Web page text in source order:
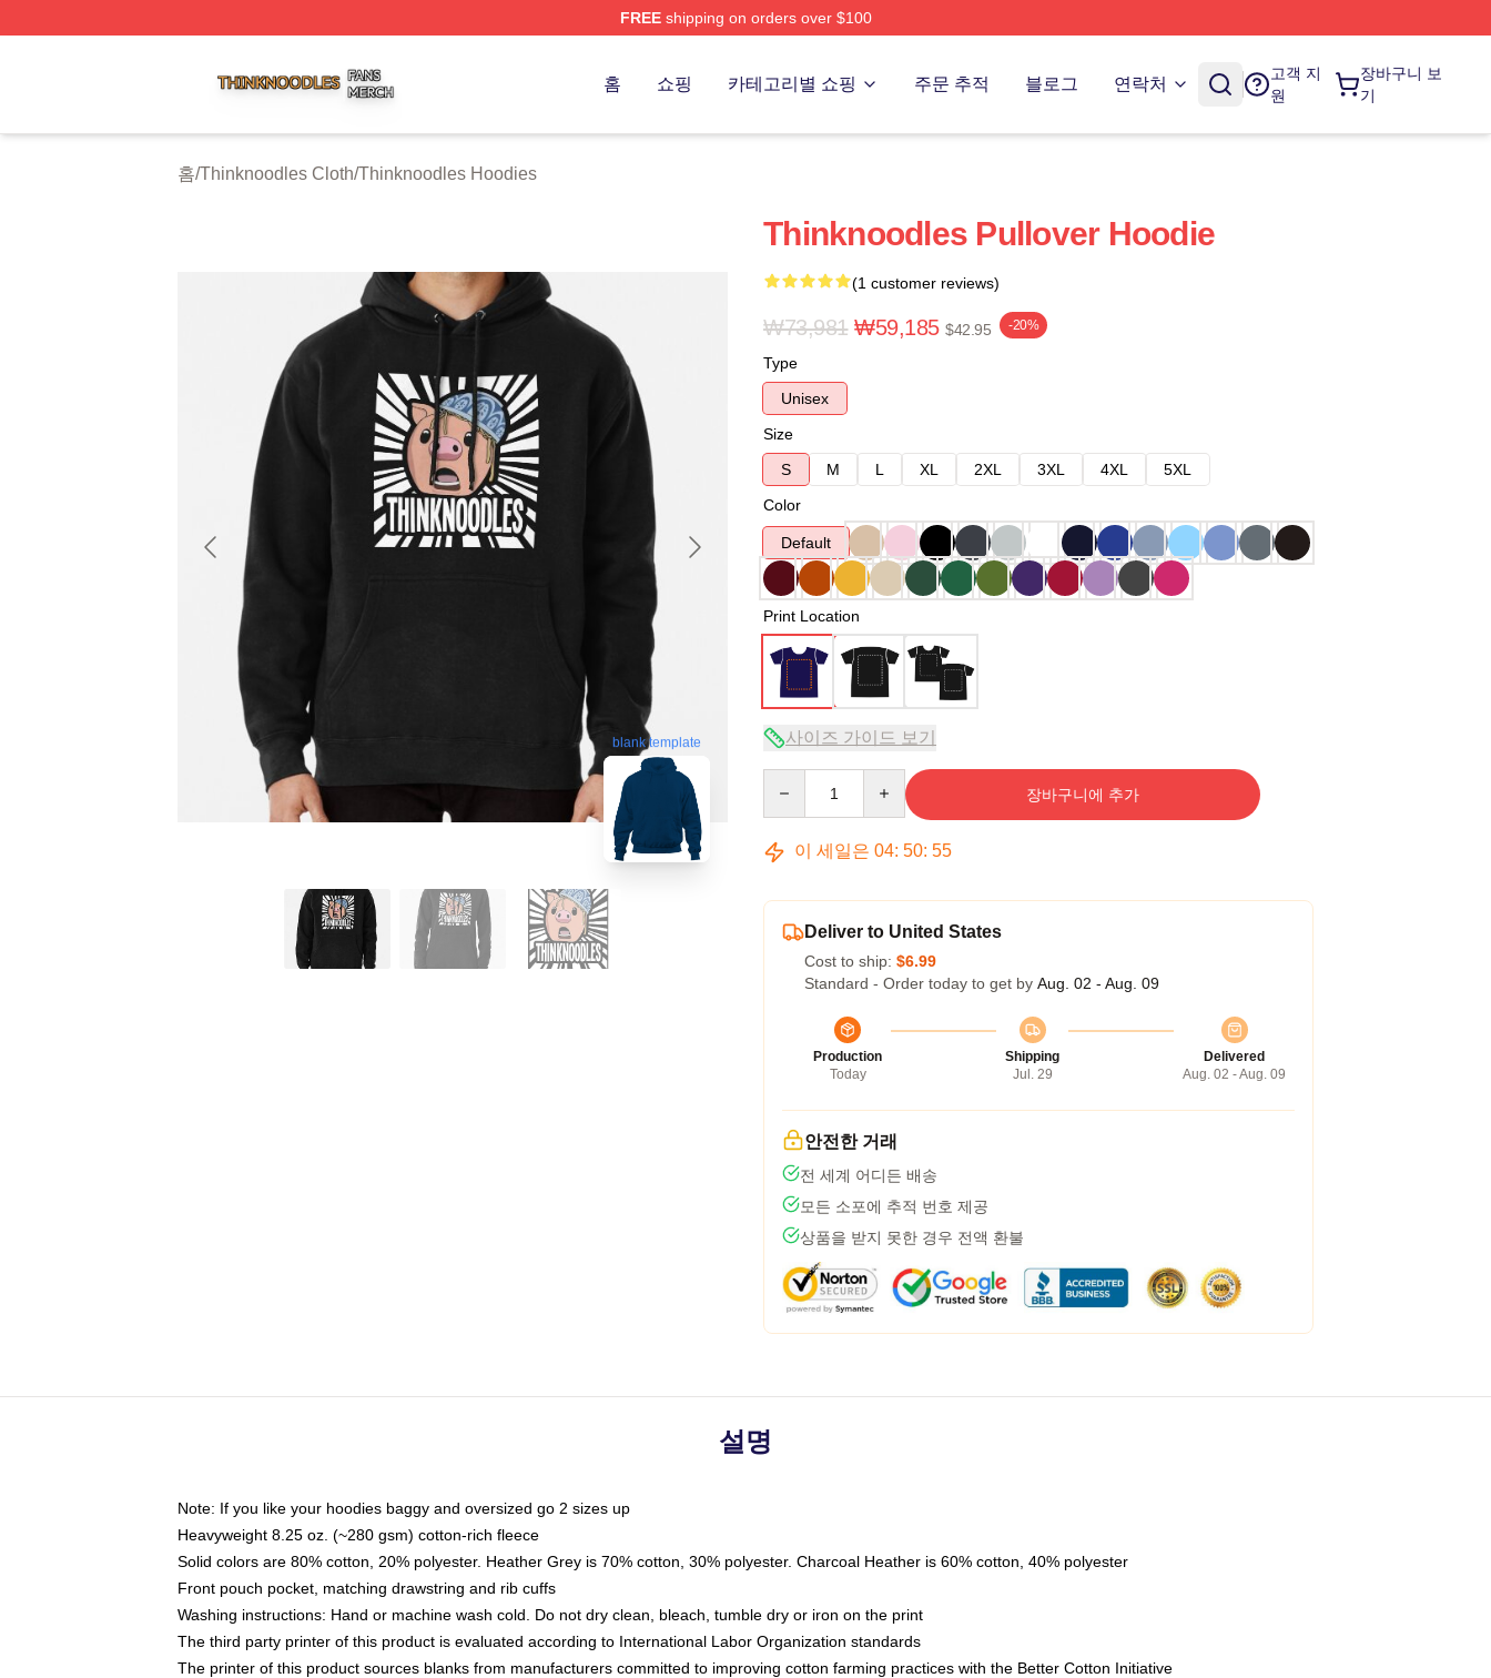
FREEshipping on orders over $100
홈 쇼핑 카테고리별 쇼핑 주문 추적 블로그 연락처
고객 지
원
장바구니 보
기
홈/Thinknoodles Cloth/Thinknoodles Hoodies
blank template
Thinknoodles Pullover Hoodie
(1 customer reviews)
₩73,981 ₩59,185 $42.95 -20%
Type
Unisex
Size
S
M L XL 2XL 3XL 4XL
5XL
Color
Default
Print Location
사이즈 가이드 보기
장바구니에 추가
이 세일은 04: 50: 54
Deliver to United States
Cost to ship: $6.99
Standard - Order today to get by Aug. 02 - Aug. 09
Production
Today
Shipping
Jul. 29
Delivered
Aug. 02 - Aug. 09
안전한 거래
전 세계 어디든 배송
모든 소포에 추적 번호 제공
상품을 받지 못한 경우 전액 환불
설명
Note: If you like your hoodies baggy and oversized go 2 sizes up
Heavyweight 8.25 oz. (~280 gsm) cotton-rich fleece
Solid colors are 80% cotton, 20% polyester. Heather Grey is 70% cotton, 30% polyester. Charcoal Heather is 60% cotton, 40% polyester
Front pouch pocket, matching drawstring and rib cuffs
Washing instructions: Hand or machine wash cold. Do not dry clean, bleach, tumble dry or iron on the print
The third party printer of this product is evaluated according to International Labor Organization standards
The printer of this product sources blanks from manufacturers committed to improving cotton farming practices with the Better Cotton Initiative